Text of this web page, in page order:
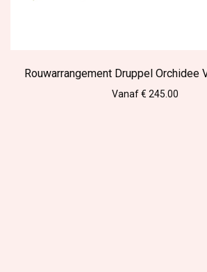
Rouwarrangement Druppel Orchidee
Vanaf € 245.00